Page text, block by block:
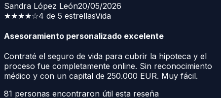
Sandra López León20/05/2026
★★★★☆4 de 5 estrellasVida
Asesoramiento personalizado excelente
Contraté el seguro de vida para cubrir la hipoteca y el
proceso fue completamente online. Sin reconocimiento
médico y con un capital de 250.000 EUR. Muy fácil.
81 personas encontraron útil esta reseña